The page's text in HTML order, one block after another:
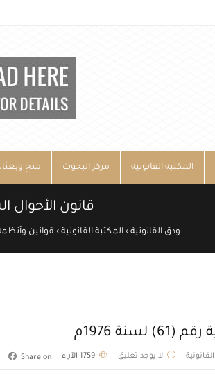
المكتبة القانونية مركز البحوث منح
قانون الأحوال
ودق القانونية ›المكتبة القانونية › قوانين
1976م
لا يوجد تعليق الآراء Share on